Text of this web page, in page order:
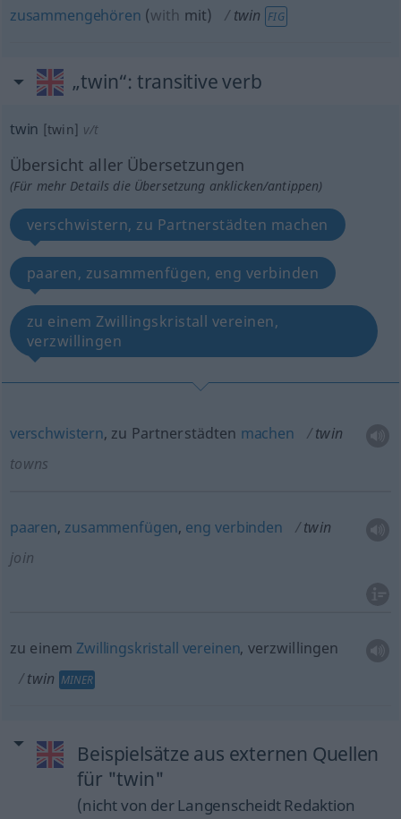
zusammengehören (with mit) twin FIG
„twin“: transitive verb
twin [twin] v/t
Übersicht aller Übersetzungen
(Für mehr Details die Übersetzung anklicken/antippen)
verschwistern, zu Partnerstädten machen
paaren, zusammenfügen, eng verbinden
zu einem Zwillingskristall vereinen,
verzwillingen
verschwistern, zu Partnerstädten machen
twin
towns
paaren, zusammenfügen, eng verbinden
twin
join
zu einem Zwillingskristall vereinen, verzwillingen
twin MINER
Beispielsätze aus externen Quellen
für "twin"
(nicht von der Langenscheidt Redaktion